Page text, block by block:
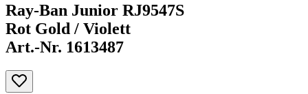
Ray-Ban Junior RJ9547S
Rot Gold / Violett
Art.-Nr. 1613487